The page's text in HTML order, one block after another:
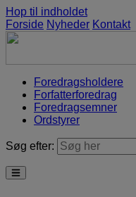
Hop til indholdet
Forside Nyheder Kontakt
Foredragsholdere
Forfatterforedrag
Foredragsemner
Ordstyrer
Søg efter: